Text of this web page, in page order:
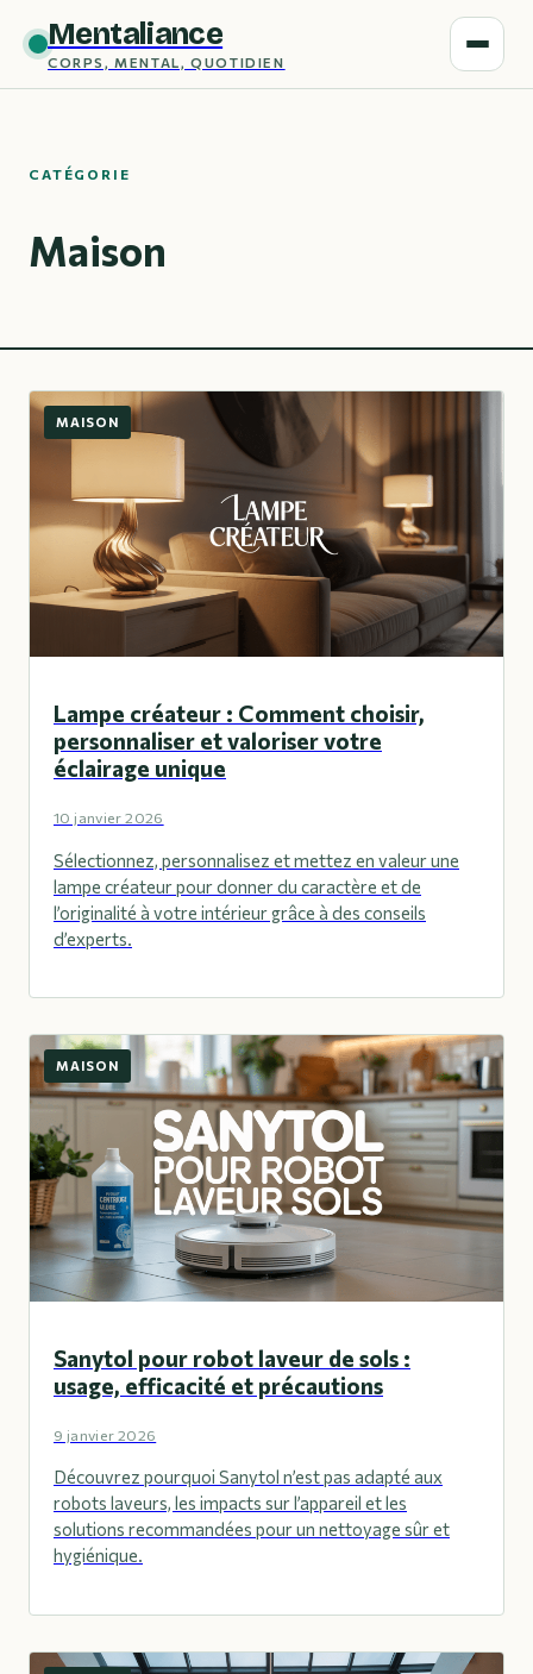
Mentaliance
CORPS, MENTAL, QUOTIDIEN
CATÉGORIE
Maison
MAISON
Lampe créateur : Comment choisir,
personnaliser et valoriser votre
éclairage unique
10 janvier 2026
Sélectionnez, personnalisez et mettez en valeur une
lampe créateur pour donner du caractère et de
l’originalité à votre intérieur grâce à des conseils
d’experts.
MAISON
Sanytol pour robot laveur de sols :
usage, efficacité et précautions
9 janvier 2026
Découvrez pourquoi Sanytol n’est pas adapté aux
robots laveurs, les impacts sur l’appareil et les
solutions recommandées pour un nettoyage sûr et
hygiénique.